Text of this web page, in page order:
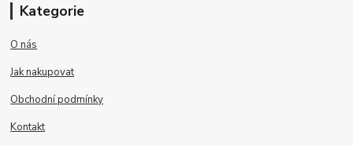
Kategorie
O nás
Jak nakupovat
Obchodní podmínky
Kontakt